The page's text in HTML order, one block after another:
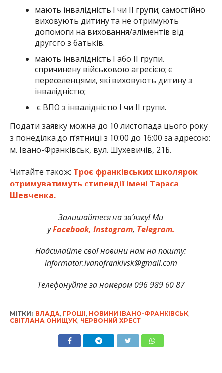
мають інвалідність І чи II групи; самостійно
виховують дитину та не отримують
допомоги на виховання/аліментів від
другого з батьків.
мають інвалідність І або II групи,
спричинену військовою агресією; є
переселенцями, які виховують дитину з
інвалідністю;
є ВПО з інвалідністю І чи II групи.
Подати заявку можна до 10 листопада цього року
з понеділка до п’ятниці з 10:00 до 16:00 за адресою:
м. Івано-Франківськ, вул. Шухевичів, 21Б.
Читайте також: Троє франківських школярок
отримуватимуть стипендії імені Тараса
Шевченка.
Залишайтеся на зв’язку! Ми
уFacebook, Instagram, Telegram.
Надсилайте свої новини нам на пошту:
informator.ivanofrankivsk@gmail.com
Телефонуйте за номером 096 989 60 87
МІТКИ: ВЛАДА ГРОШІ НОВИНИ ІВАНО-ФРАНКІВСЬК,
СВІТЛАНА ОНИЩУК, ЧЕРВОНИЙ ХРЕСТ